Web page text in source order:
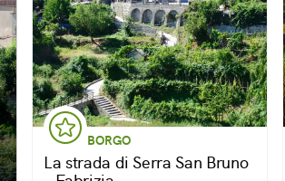
BORGO
La strada di Serra San Bruno